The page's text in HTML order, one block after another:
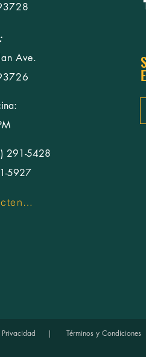
Ave.
291-5428
5927
Contáctenos
Privacidad | Términos y Condiciones